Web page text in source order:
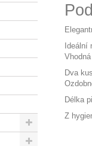
Ideální
Dva
Délka
Z